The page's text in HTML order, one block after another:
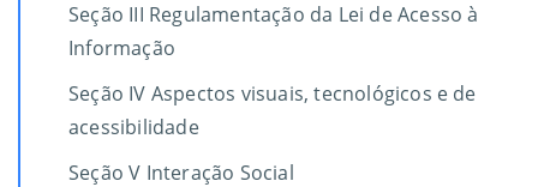
Seção III Regulamentação da Lei de Acesso à
Informação
Seção IV Aspectos visuais, tecnológicos e de
acessibilidade
Seção V Interação Social